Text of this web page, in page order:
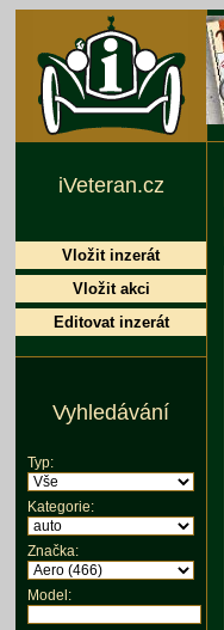
iVeteran.cz
Vložit inzerát
Vložit akci
Editovat inzerát
Vyhledávání
Typ:
Kategorie:
Značka:
Model: